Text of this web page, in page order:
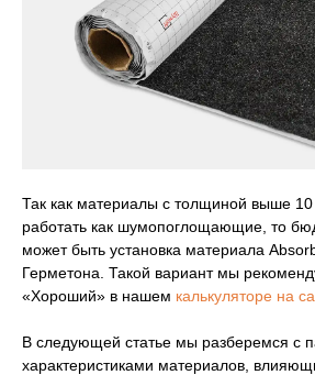
Так как материалы с толщиной выше
работать как шумопоглощающие, то
может быть установка материала
Герметона. Такой вариант мы
«Хороший» в нашем калькуляторе на
В следующей статье мы разберемся с
характеристиками материалов,